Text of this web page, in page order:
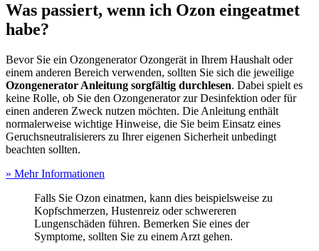
Was passiert, wenn ich Ozon eingeatmet
habe?
Bevor Sie ein Ozongenerator Ozongerät in Ihrem Haushalt oder
einem anderen Bereich verwenden, sollten Sie sich die jeweilige
Ozongenerator Anleitung sorgfältig durchlesen. Dabei spielt es
keine Rolle, ob Sie den Ozongenerator zur Desinfektion oder für
einen anderen Zweck nutzen möchten. Die Anleitung enthält
normalerweise wichtige Hinweise, die Sie beim Einsatz eines
Geruchsneutralisierers zu Ihrer eigenen Sicherheit unbedingt
beachten sollten.
» Mehr Informationen
Falls Sie Ozon einatmen, kann dies beispielsweise zu
Kopfschmerzen, Hustenreiz oder schwereren
Lungenschäden führen. Bemerken Sie eines der
Symptome, sollten Sie zu einem Arzt gehen.